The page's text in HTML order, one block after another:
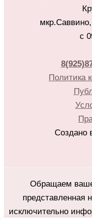
с
Политика
Создано
Обращаем
представленная
исключительно